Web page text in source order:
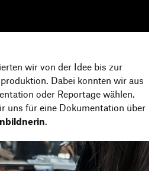
wir von der Idee bis zur
Dabei konnten wir aus
oder Reportage wählen.
uns für eine Dokumentation über
.